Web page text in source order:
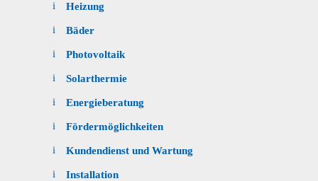
Heizung
Bäder
Photovoltaik
Solarthermie
Energieberatung
Fördermöglichkeiten
Kundendienst und Wartung
Installation